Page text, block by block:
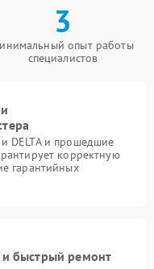
3
опыт работы
специалистов
DELTA и прошедшие
корректную
гарантийных
и быстрый ремонт